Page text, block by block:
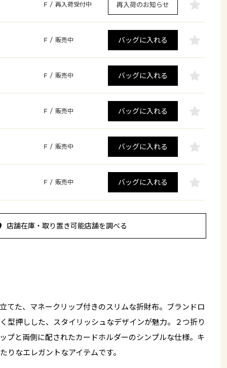
F / 再入荷受付中 再入荷のお知らせ
F / 販売中 バッグに入れる
F / 販売中 バッグに入れる
F / 販売中 バッグに入れる
F / 販売中 バッグに入れる
F / 販売中 バッグに入れる
店舗在庫・取り置き可能店舗を調べる
てた、マネークリップ付きのスリムな折財布。ブランドロ
型押しした、スタイリッシュなデザインが魅力。２つ折り
プと両側に配されたカードホルダーのシンプルな仕様。キ
りなエレガントなアイテムです。